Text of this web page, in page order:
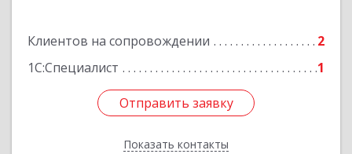
Клиентов на сопровождении
2
1С:Специалист
1
Отправить заявку
Показать контакты
Подробнее
Отправить заявку
Назад